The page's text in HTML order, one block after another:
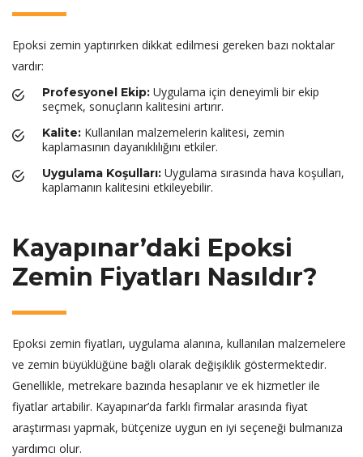
Epoksi zemin yaptırırken dikkat edilmesi gereken bazı noktalar
vardır:
Profesyonel Ekip: Uygulama için deneyimli bir ekip
seçmek, sonuçların kalitesini artırır.
Kalite: Kullanılan malzemelerin kalitesi, zemin
kaplamasının dayanıklılığını etkiler.
Uygulama Koşulları: Uygulama sırasında hava koşulları,
kaplamanın kalitesini etkileyebilir.
Kayapınar’daki Epoksi
Zemin Fiyatları Nasıldır?
Epoksi zemin fiyatları, uygulama alanına, kullanılan malzemelere
ve zemin büyüklüğüne bağlı olarak değişiklik göstermektedir.
Genellikle, metrekare bazında hesaplanır ve ek hizmetler ile
fiyatlar artabilir. Kayapınar’da farklı firmalar arasında fiyat
araştırması yapmak, bütçenize uygun en iyi seçeneği bulmanıza
yardımcı olur.